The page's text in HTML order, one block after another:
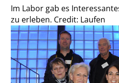
Im Labor gab es
zu erleben. Credit: Laufen